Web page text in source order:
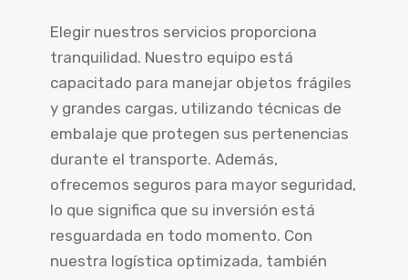
Elegir nuestros servicios proporciona
tranquilidad. Nuestro equipo está
capacitado para manejar objetos frágiles
y grandes cargas, utilizando técnicas de
embalaje que protegen sus pertenencias
durante el transporte. Además,
ofrecemos seguros para mayor seguridad,
lo que significa que su inversión está
resguardada en todo momento. Con
nuestra logística optimizada, también